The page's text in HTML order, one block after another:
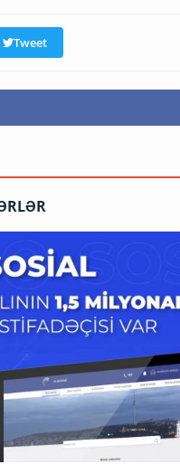
Tweet